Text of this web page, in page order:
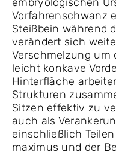
Vorfahrenschwanz
Steißbein während
verändert sich
Verschmelzung um
leicht konkave
Hinterfläche
Strukturen
Sitzen effektiv zu
auch als
einschließlich
maximus und der